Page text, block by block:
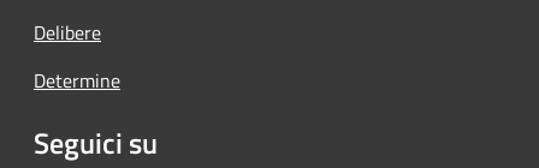
Delibere
Determine
Seguici su